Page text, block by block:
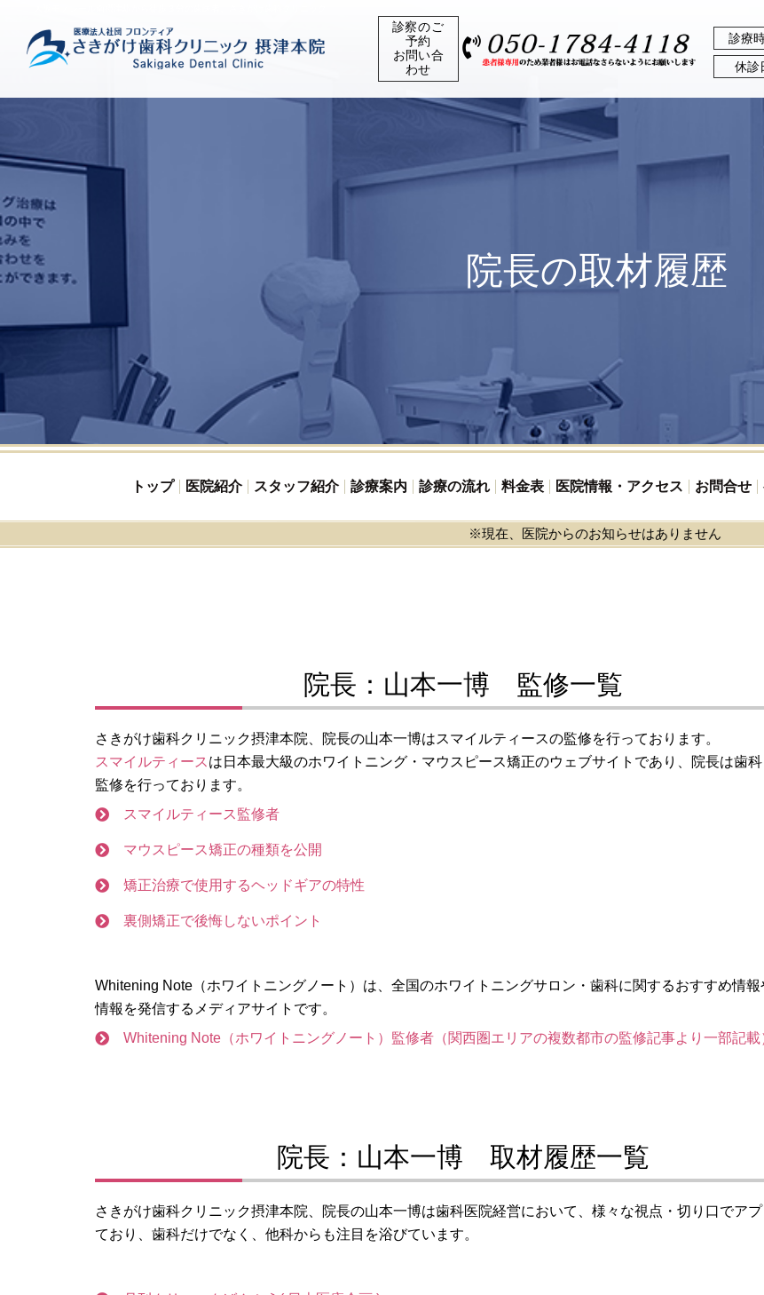
診察のご
予約
お問い合
わせ
診療
休診
院長の取材履歴
トップ 医院紹介 スタッフ紹介 診療案内 診療の流れ 料金表 医院情報・アクセス お問合せ
※現在、医院からのお知らせはありません
院長：山本一博 監修一覧
さきがけ歯科クリニック摂津本院、院長の山本一博はスマイルティースの監修を行っております。
スマイルティース は日本最大級のホワイトニング・マウスピース矯正のウェブサイトであり、院長は歯
監修を行っております。
スマイルティース監修者
マウスピース矯正の種類を公開
矯正治療で使用するヘッドギアの特性
裏側矯正で後悔しないポイント
Whitening Note（ホワイトニングノート）は、全国のホワイトニングサロン・歯科に関するおすすめ情報
情報を発信するメディアサイトです。
Whitening Note（ホワイトニングノート）監修者（関西圏エリアの複数都市の監修記事より一部記載
院長：山本一博 取材履歴一覧
さきがけ歯科クリニック摂津本院、院長の山本一博は歯科医院経営において、様々な視点・切り口でア
ており、歯科だけでなく、他科からも注目を浴びています。